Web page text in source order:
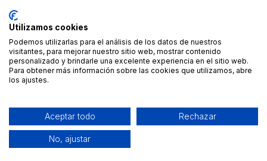
2023 © C.E.S. Salesianosdiseño y desarrollo por
Utilizamos cookies
Podemos utilizarlas para el análisis de los datos de nuestros
visitantes, para mejorar nuestro sitio web, mostrar contenido
personalizado y brindarle una excelente experiencia en el sitio web.
Para obtener más información sobre las cookies que utilizamos, abre
los ajustes.
Aceptar todo Rechazar
No, ajustar